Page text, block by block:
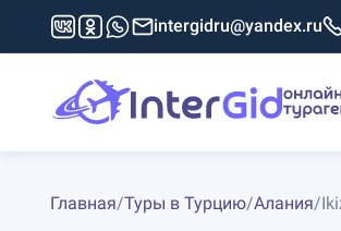
intergidru@yandex.ru
Главная/Туры в Турцию/Алания/